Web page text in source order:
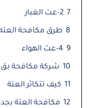
7 2-عث الغبار
8 طرق مكافحة
9 4-عث الهواء
10 شركة مكافحة بق
11 كيف تتكاثر العتة
12 مكافحة العتة